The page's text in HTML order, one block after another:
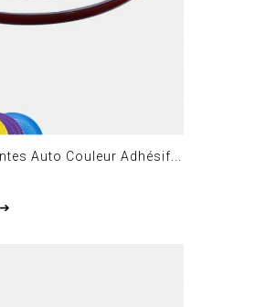
Auto Couleur Adhésif...